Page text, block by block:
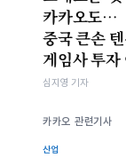
카카오도…
중국 큰손
게임사 투자
심지영 기자
카카오 관련기사
산업